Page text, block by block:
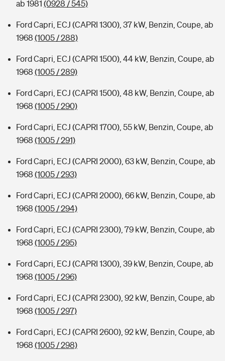
ab 1981 (0928 / 545)
Ford Capri, ECJ (CAPRI 1300), 37 kW, Benzin, Coupe, ab
1968 (1005 / 288)
Ford Capri, ECJ (CAPRI 1500), 44 kW, Benzin, Coupe, ab
1968 (1005 / 289)
Ford Capri, ECJ (CAPRI 1500), 48 kW, Benzin, Coupe, ab
1968 (1005 / 290)
Ford Capri, ECJ (CAPRI 1700), 55 kW, Benzin, Coupe, ab
1968 (1005 / 291)
Ford Capri, ECJ (CAPRI 2000), 63 kW, Benzin, Coupe, ab
1968 (1005 / 293)
Ford Capri, ECJ (CAPRI 2000), 66 kW, Benzin, Coupe, ab
1968 (1005 / 294)
Ford Capri, ECJ (CAPRI 2300), 79 kW, Benzin, Coupe, ab
1968 (1005 / 295)
Ford Capri, ECJ (CAPRI 1300), 39 kW, Benzin, Coupe, ab
1968 (1005 / 296)
Ford Capri, ECJ (CAPRI 2300), 92 kW, Benzin, Coupe, ab
1968 (1005 / 297)
Ford Capri, ECJ (CAPRI 2600), 92 kW, Benzin, Coupe, ab
1968 (1005 / 298)